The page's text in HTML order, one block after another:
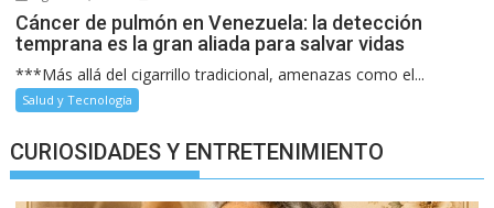
Cáncer de pulmón en Venezuela: la detección
temprana es la gran aliada para salvar vidas
***Más allá del cigarrillo tradicional, amenazas como el...
Salud y Tecnología
CURIOSIDADES Y ENTRETENIMIENTO